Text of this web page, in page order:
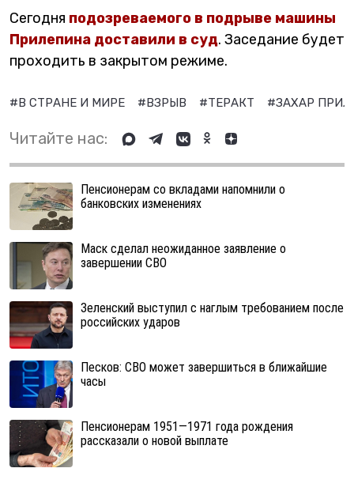
Сегодня подозреваемого в подрыве машины
Прилепина доставили в суд. Заседание будет
проходить в закрытом режиме.
#В СТРАНЕ И МИРЕ #ВЗРЫВ #ТЕРАКТ #ЗАХАР
Читайте нас:
Пенсионерам со вкладами напомнили о
банковских изменениях
Маск сделал неожиданное заявление о
завершении СВО
Зеленский выступил с наглым требованием после
российских ударов
Песков: СВО может завершиться в ближайшие
часы
Пенсионерам 1951—1971 года рождения
рассказали о новой выплате